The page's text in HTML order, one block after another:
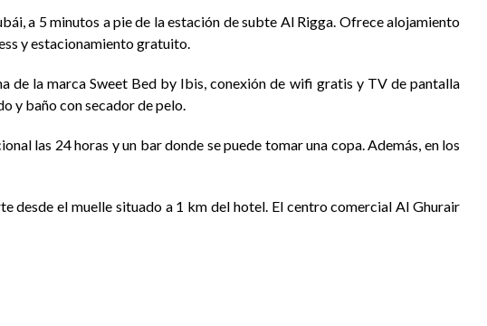
a 5 minutos a pie de la estación de subte Al Rigga. Ofrece alojamiento
y estacionamiento gratuito.
de la marca Sweet Bed by Ibis, conexión de wifi gratis y TV de pantalla
y baño con secador de pelo.
las 24 horas y un bar donde se puede tomar una copa. Además, en los
desde el muelle situado a 1 km del hotel. El centro comercial Al Ghurair